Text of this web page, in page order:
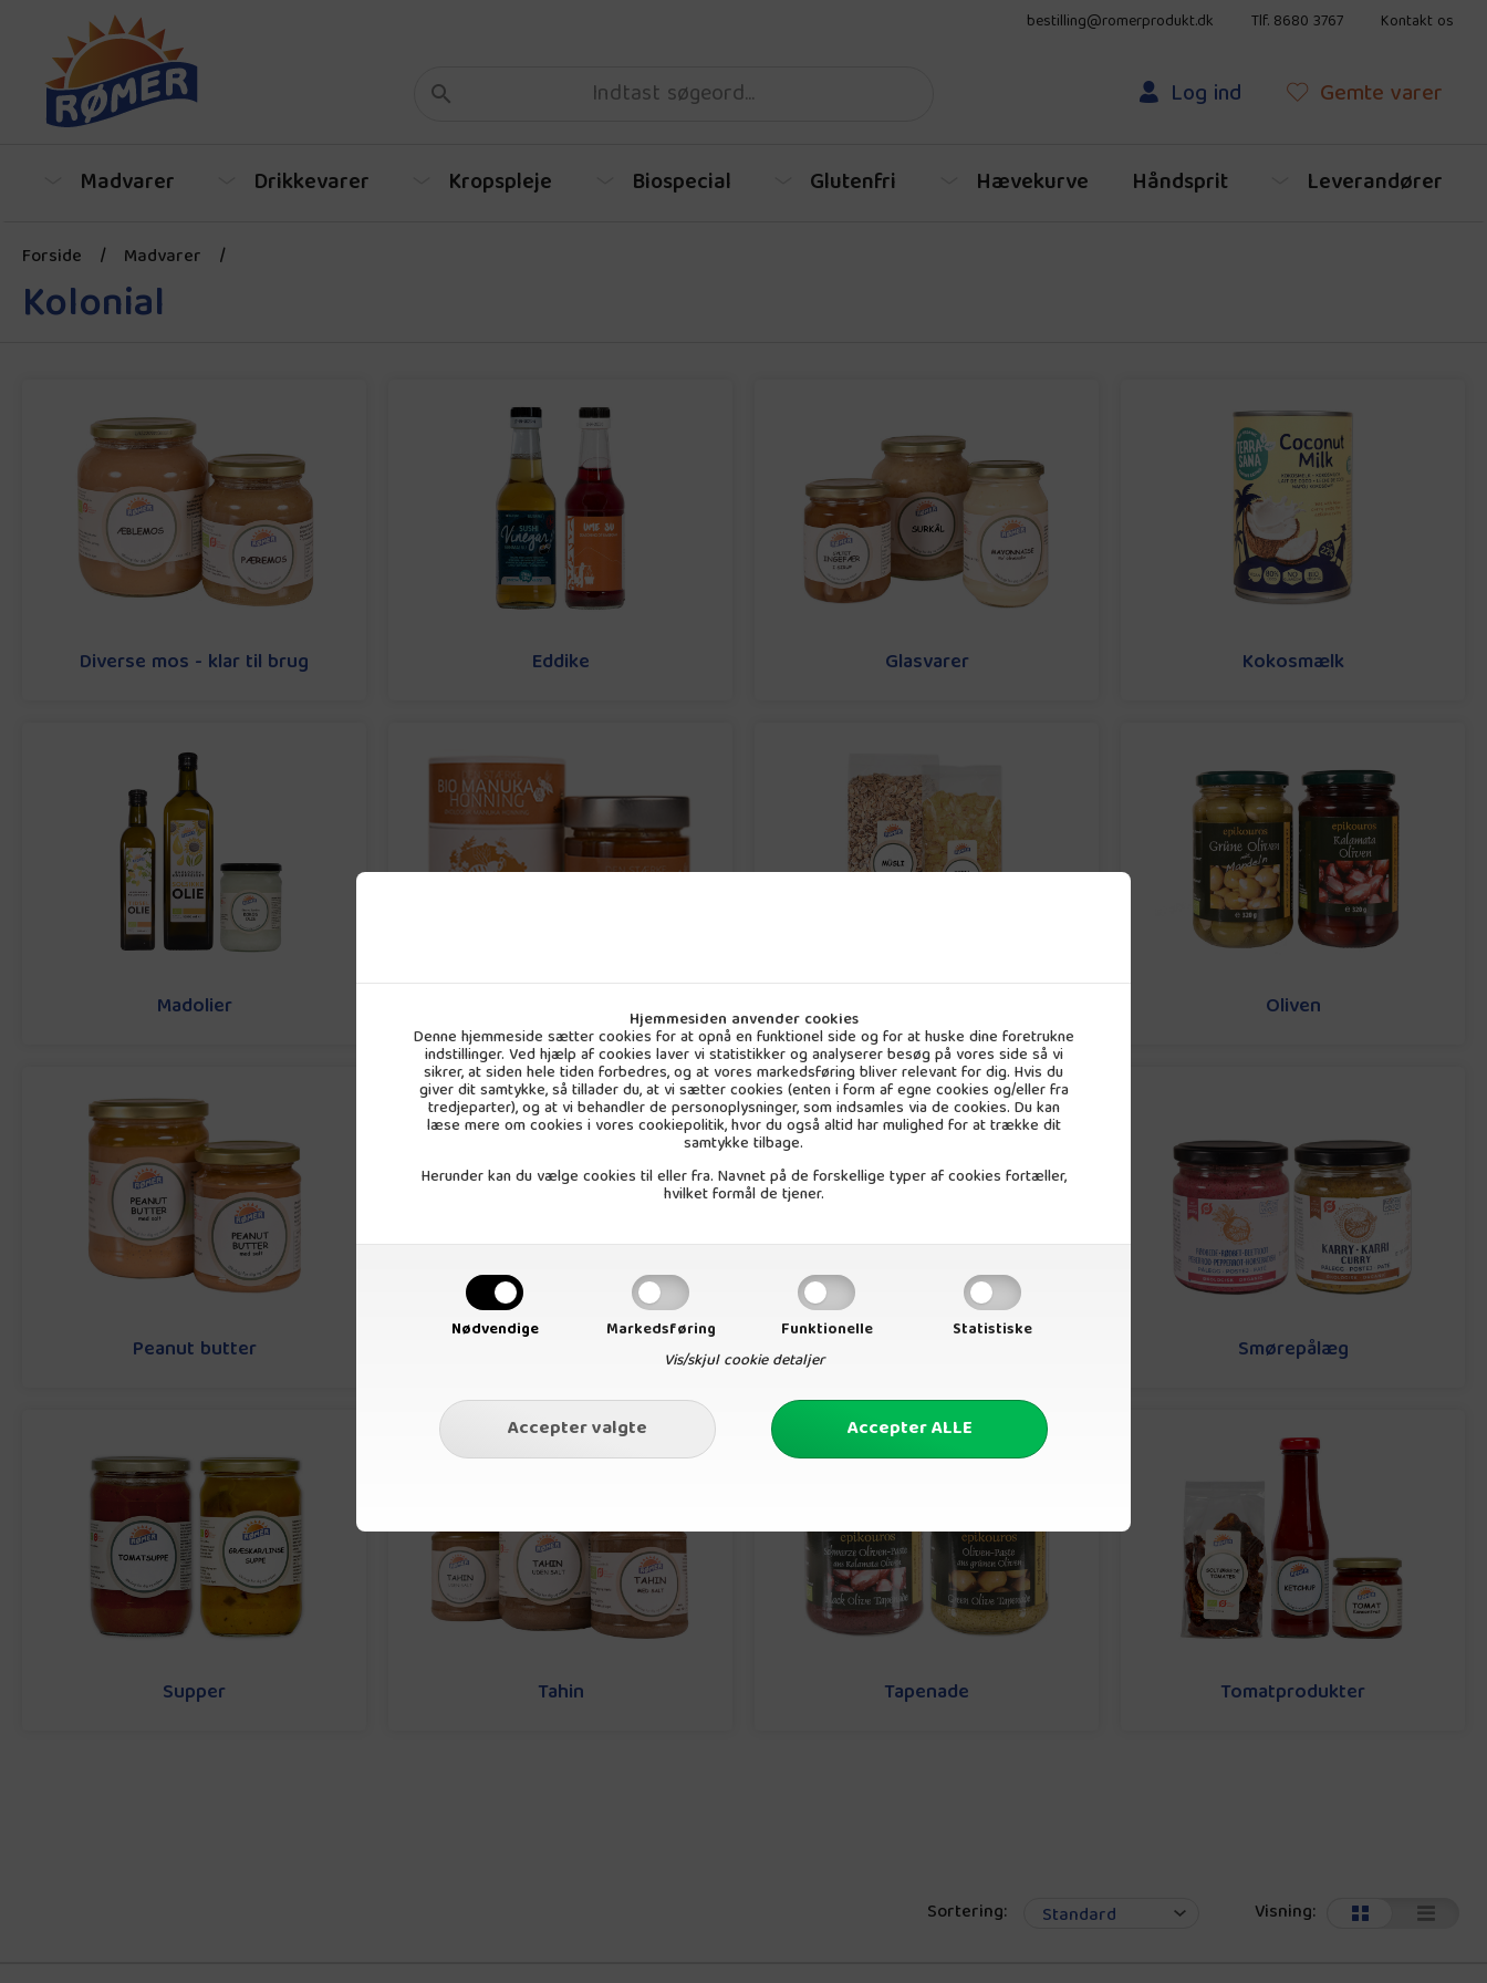
Hjemmesiden anvender cookies
Denne hjemmeside sætter cookies for at opnå en funktionel side og for at huske dine foretrukne
indstillinger. Ved hjælp af cookies laver vi statistikker og analyserer besøg på vores side så vi
sikrer, at siden hele tiden forbedres, og at vores markedsføring bliver relevant for dig. Hvis du
giver dit samtykke, så tillader du, at vi sætter cookies (enten i form af egne cookies og/eller fra
tredjeparter), og at vi behandler de personoplysninger, som indsamles via de cookies. Du kan
læse mere om cookies i vores cookiepolitik, hvor du også altid har mulighed for at trække dit
samtykke tilbage.
Herunder kan du vælge cookies til eller fra. Navnet på de forskellige typer af cookies fortæller,
hvilket formål de tjener.
Nødvendige Markedsføring Funktionelle
Statistiske
Vis/skjul cookie detaljer
bestilling@romerprodukt.dk Tlf. 8680 3767 Kontakt os
Log ind Gemte varer
Madvarer Drikkevarer Kropspleje Biospecial Glutenfri Hævekurve Håndsprit Leverandører
Forside / Madvarer /
Kolonial
Diverse mos - klar til brug Eddike Glasvarer Kokosmælk
Madolier Manuka Honning Morgenmadsprodukter Oliven
Peanut butter Smørepålæg
Supper Tahin Tapenade Tomatprodukter
Sortering: Visning: